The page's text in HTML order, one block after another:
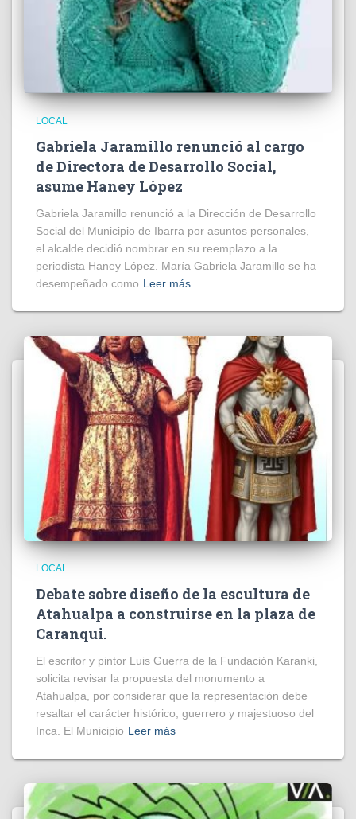
LOCAL
Gabriela Jaramillo renunció al cargo
de Directora de Desarrollo Social,
asume Haney López
Gabriela Jaramillo renunció a la Dirección de Desarrollo
Social del Municipio de Ibarra por asuntos personales,
el alcalde decidió nombrar en su reemplazo a la
periodista Haney López. María Gabriela Jaramillo se ha
desempeñado como Leer más
LOCAL
Debate sobre diseño de la escultura de
Atahualpa a construirse en la plaza de
Caranqui.
El escritor y pintor Luis Guerra de la Fundación Karanki,
solicita revisar la propuesta del monumento a
Atahualpa, por considerar que la representación debe
resaltar el carácter histórico, guerrero y majestuoso del
Inca. El Municipio Leer más